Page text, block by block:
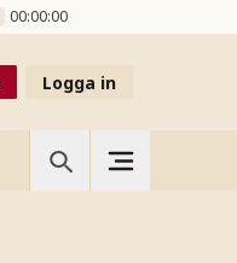
00:00:00
Logga in